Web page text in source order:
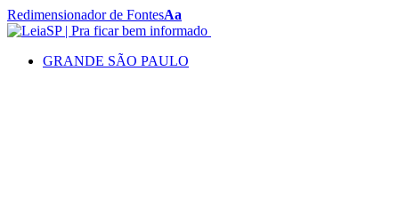
Redimensionador de FontesAa
GRANDE SÃO PAULO